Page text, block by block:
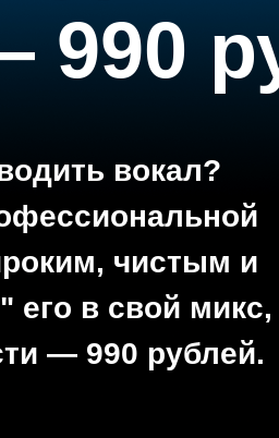
990
вокал?
чистым и
его в свой микс,
— 990 рублей.